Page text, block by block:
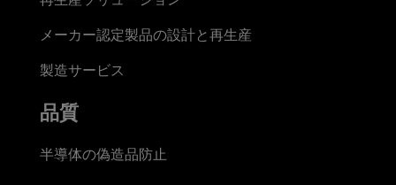
メーカー認定製品の設計と再生産
製造サービス
品質
半導体の偽造品防止